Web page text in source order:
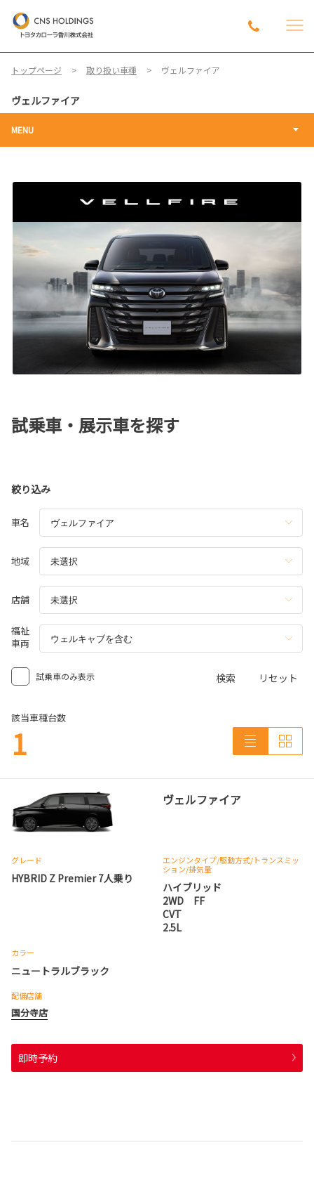
トップページ 取り扱い車種 ヴェルファイア
ヴェルファイア
MENU
試乗車・展示車を探す
絞り込み
車名
地域
店舗
福祉
車両
試乗車のみ表示 検索 リセット
該当車種台数
1
ヴェルファイア
グレード
HYBRID Z Premier 7人乗り
エンジンタイプ/駆動方式/トランスミッ
ション/排気量
ハイブリッド
2WD FF
CVT
2.5L
カラー
ニュートラルブラック
配備店舗
国分寺店
即時予約